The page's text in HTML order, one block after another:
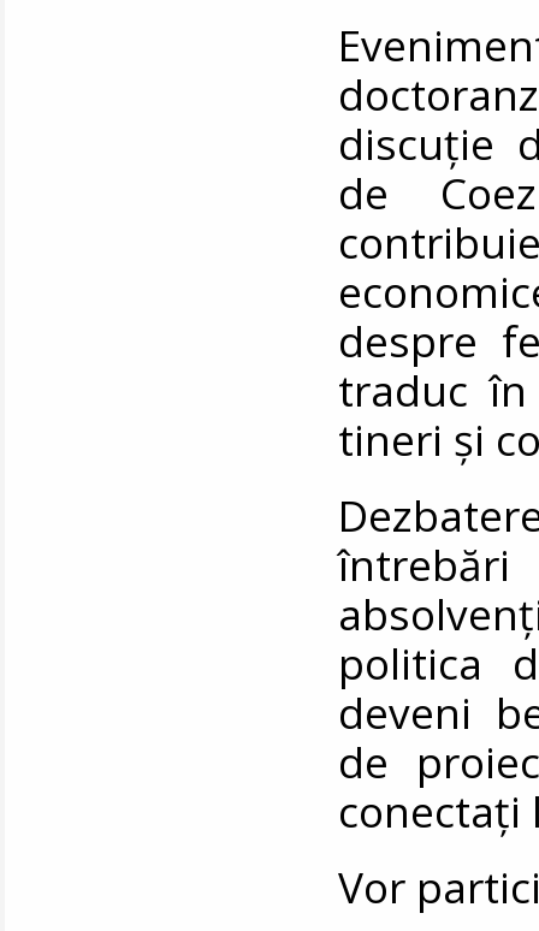
discuție
de
despre
traduc
tineri și
întrebări
politica
deveni
de
conectați
Vor